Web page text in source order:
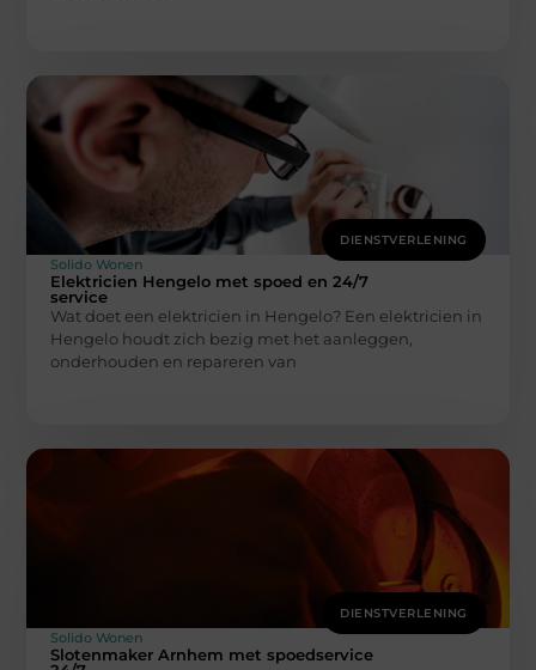
DIENSTVERLENING
Solido Wonen
Elektricien Hengelo met spoed en 24/7
service
Wat doet een elektricien in Hengelo? Een elektricien in
Hengelo houdt zich bezig met het aanleggen,
onderhouden en repareren van
DIENSTVERLENING
Solido Wonen
Slotenmaker Arnhem met spoedservice